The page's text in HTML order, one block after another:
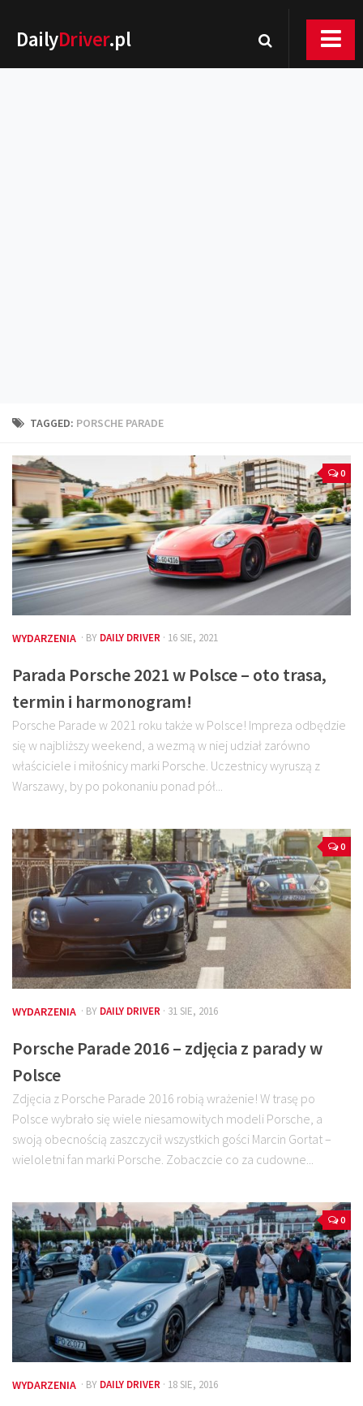
DailyDriver.pl
Technika jazdy
Kalkulatory
Przelicznik mocy
Auto z niemiec
Galerie
TAGGED: PORSCHE PARADE
0
WYDARZENIA · BY DAILY DRIVER · 16 SIE, 2021
Parada Porsche 2021 w Polsce – oto trasa,
termin i harmonogram!
Porsche Parade w 2021 roku także w Polsce! Impreza odbędzie
się w najbliższy weekend, a wezmą w niej udział zarówno
właściciele i miłośnicy marki Porsche. Uczestnicy wyruszą z
Warszawy, by po pokonaniu ponad pół...
0
WYDARZENIA · BY DAILY DRIVER · 31 SIE, 2016
Porsche Parade 2016 – zdjęcia z parady w
Polsce
Zdjęcia z Porsche Parade 2016 robią wrażenie! W trasę po
Polsce wybrało się wiele niesamowitych modeli Porsche, a
swoją obecnością zaszczycił wszystkich gości Marcin Gortat –
wieloletni fan marki Porsche. Zobaczcie co za cudowne...
0
WYDARZENIA · BY DAILY DRIVER · 18 SIE, 2016